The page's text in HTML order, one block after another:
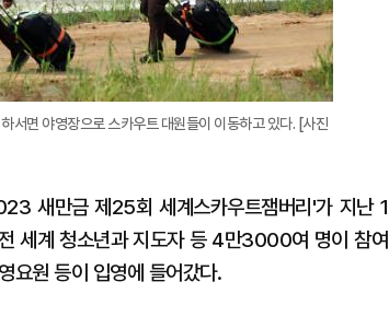
서면 야영장으로 스카우트 대원들이 이동하고 있다. [사진
새만금 제25회 세계스카우트잼버리'가 지난 1
세계 청소년과 지도자 등 4만3000여 명이 참여
요원 등이 입영에 들어갔다.